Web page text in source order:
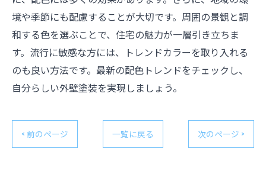
境や季節にも配慮することが大切です。周囲の景観と調
和する色を選ぶことで、住宅の魅力が一層引き立ちま
す。流行に敏感な方には、トレンドカラーを取り入れる
のも良い方法です。最新の配色トレンドをチェックし、
自分らしい外壁塗装を実現しましょう。
< 前のページ 一覧に戻る 次のページ >